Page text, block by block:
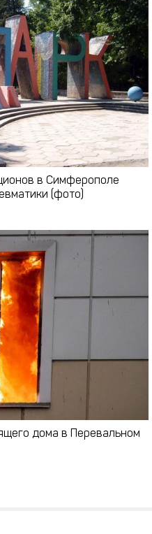
в Симферополе
(фото)
дома в Перевальном